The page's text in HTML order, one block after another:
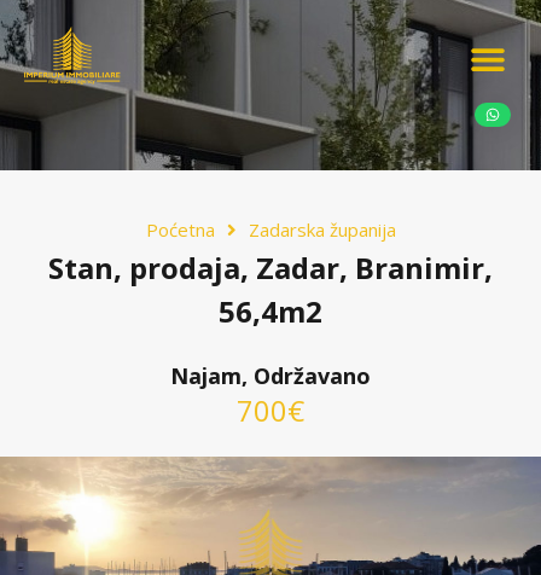
Poćetna Zadarska županija
Stan, prodaja, Zadar, Branimir,
56,4m2
Najam, Održavano
700€